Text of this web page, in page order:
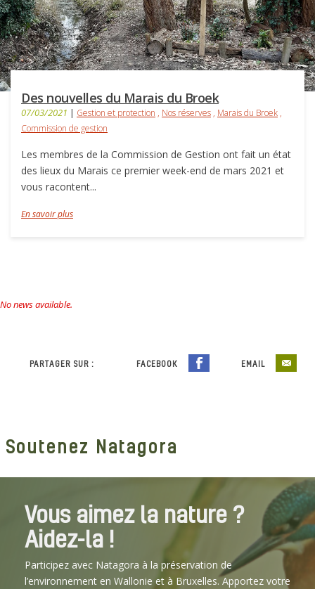
Des nouvelles du Marais du Broek
07/03/2021 | Gestion et protection , Nos réserves , Marais du Broek ,
Commission de gestion
Les membres de la Commission de Gestion ont fait un état
des lieux du Marais ce premier week-end de mars 2021 et
vous racontent...
En savoir plus
No news available.
PARTAGER SUR : FACEBOOK EMAIL
Soutenez Natagora
Vous aimez la nature ?
Aidez-la !
Participez avec Natagora à la préservation de
l’environnement en Wallonie et à Bruxelles. Apportez votre